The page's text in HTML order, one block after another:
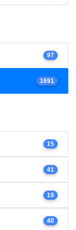
97
1691
15
41
19
40